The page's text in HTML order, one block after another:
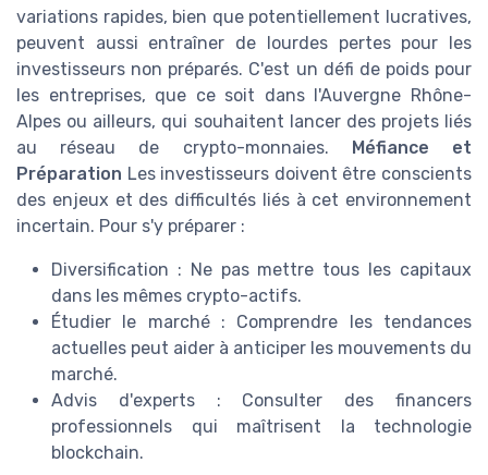
variations rapides, bien que potentiellement lucratives,
peuvent aussi entraîner de lourdes pertes pour les
investisseurs non préparés. C'est un défi de poids pour
les entreprises, que ce soit dans l'Auvergne Rhône-
Alpes ou ailleurs, qui souhaitent lancer des projets liés
au réseau de crypto-monnaies. Méfiance et
Préparation Les investisseurs doivent être conscients
des enjeux et des difficultés liés à cet environnement
incertain. Pour s'y préparer :
Diversification : Ne pas mettre tous les capitaux
dans les mêmes crypto-actifs.
Étudier le marché : Comprendre les tendances
actuelles peut aider à anticiper les mouvements du
marché.
Advis d'experts : Consulter des financers
professionnels qui maîtrisent la technologie
blockchain.